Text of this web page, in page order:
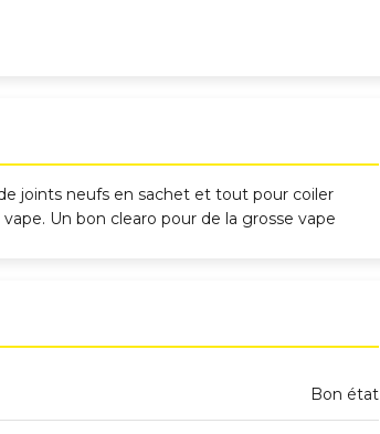
joints neufs en sachet et tout pour coiler
Un bon clearo pour de la grosse vape
Bon état